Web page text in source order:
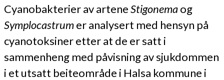
Cyanobakterier av arteneStigonemaog
Symplocastrumer analysert med hensyn på
cyanotoksiner etter at de er satt i
sammenheng med påvisning av sjukdommen
i et utsatt beiteområde i Halsa kommune i